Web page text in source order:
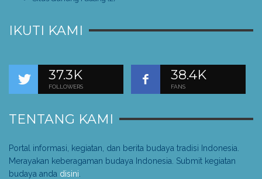
IKUTI KAMI
37.3K
FOLLOWERS
38.4K
FANS
TENTANG KAMI
Portal informasi, kegiatan, dan berita budaya tradisi Indonesia.
Merayakan keberagaman budaya Indonesia. Submit kegiatan
budaya anda disini